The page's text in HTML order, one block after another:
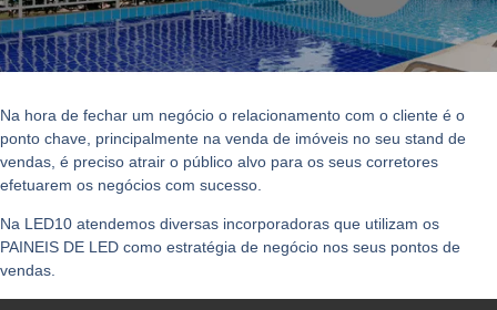
Na hora de fechar um negócio o relacionamento com o cliente é o
ponto chave, principalmente na venda de imóveis no seu stand de
vendas, é preciso atrair o público alvo para os seus corretores
efetuarem os negócios com sucesso.
Na LED10 atendemos diversas incorporadoras que utilizam os
PAINEIS DE LED como estratégia de negócio nos seus pontos de
vendas.